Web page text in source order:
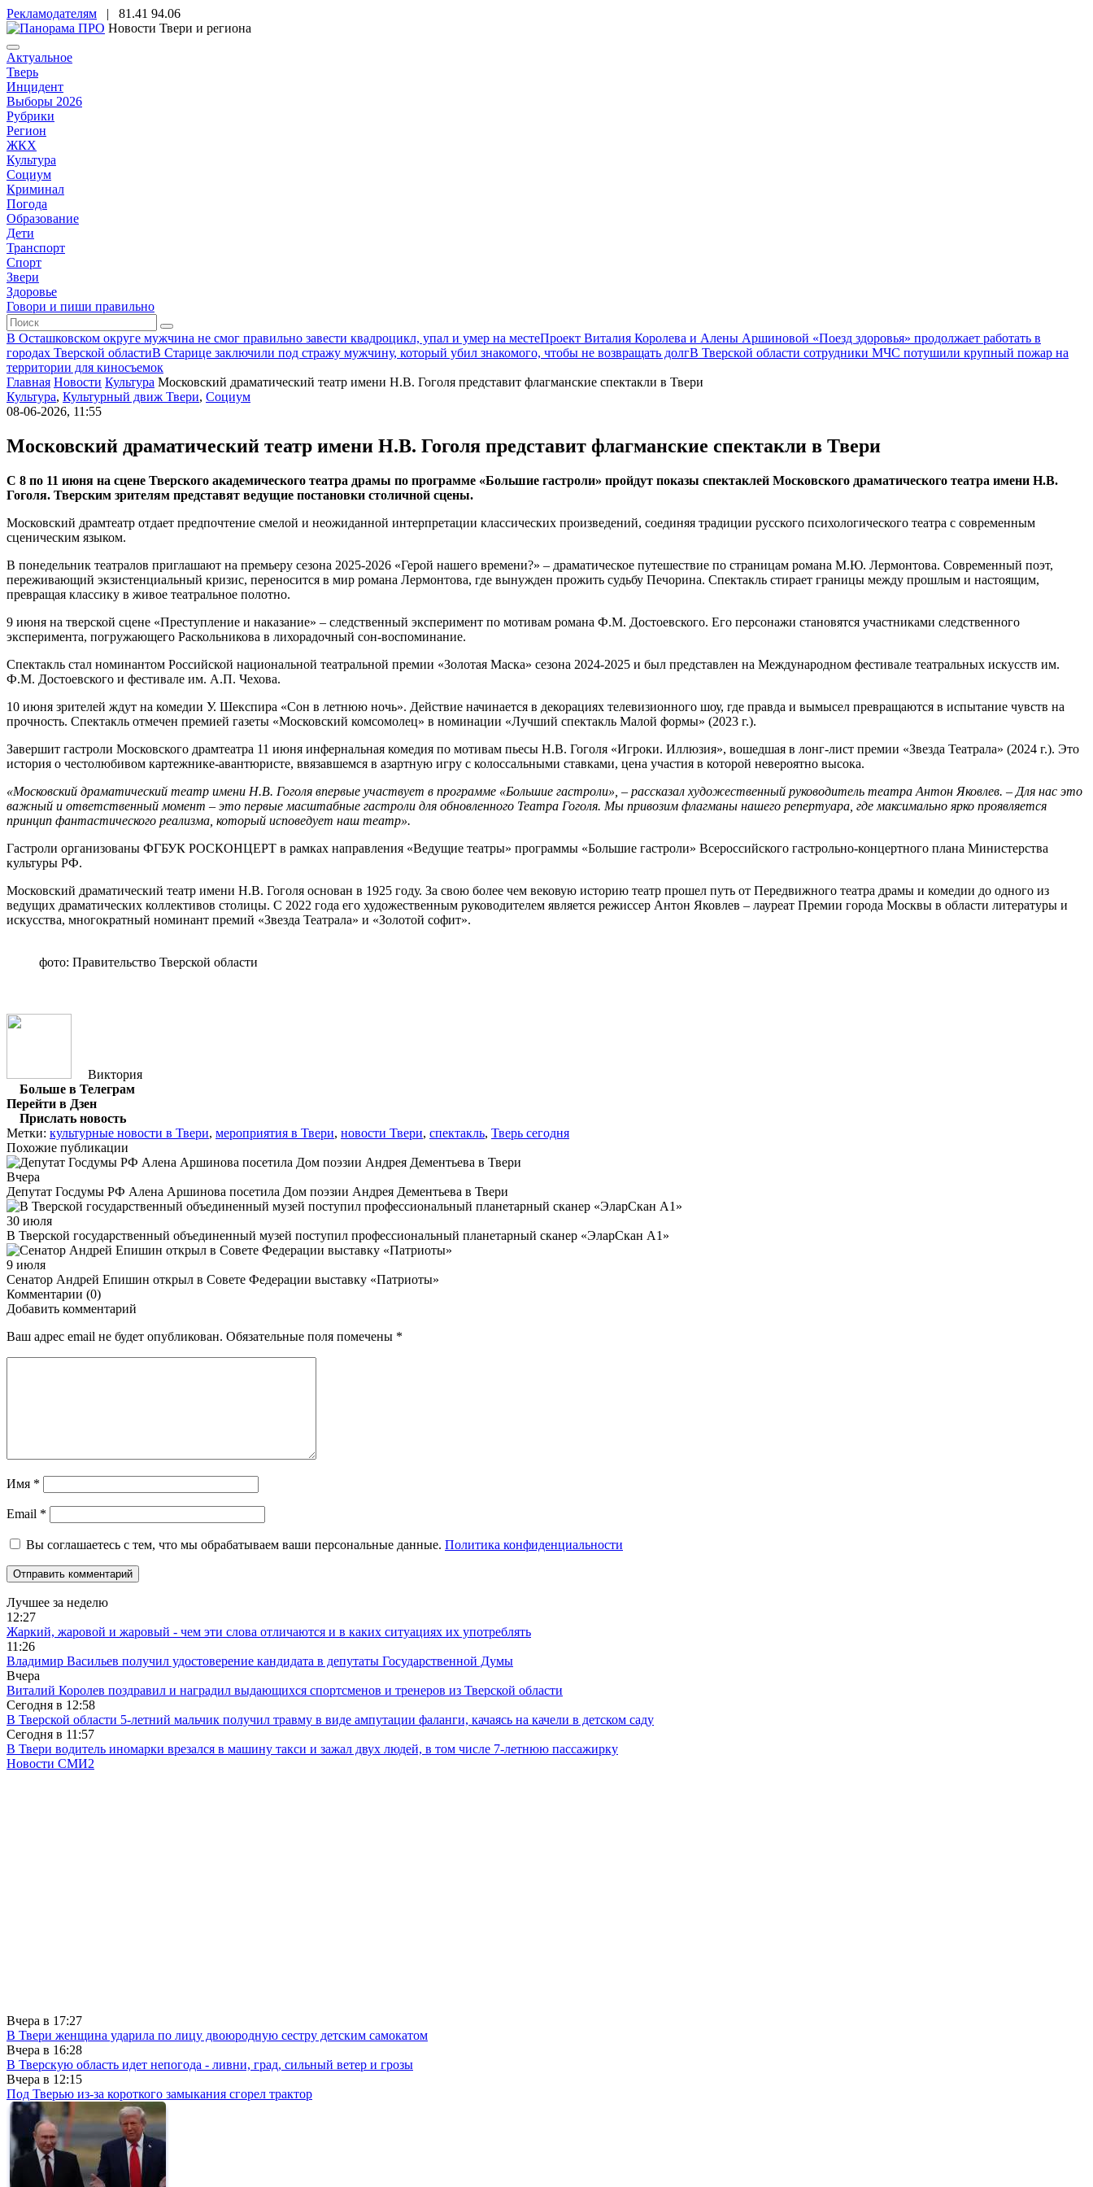
Рекламодателям | 81.41 94.06
Новости Твери и региона
Актуальное
Тверь
Инцидент
Выборы 2026
Рубрики
Регион
ЖКХ
Культура
Социум
Криминал
Погода
Образование
Дети
Транспорт
Спорт
Звери
Здоровье
Говори и пиши правильно
В Осташковском округе мужчина не смог правильно завести квадроцикл, упал и умер на местеПроект Виталия Королева и Алены Аршиновой «Поезд здоровья» продолжает работать в
городах Тверской областиВ Старице заключили под стражу мужчину, который убил знакомого, чтобы не возвращать долгВ Тверской области сотрудники МЧС потушили крупный пожар на
территории для киносъемок
Главная Новости Культура Московский драматический театр имени Н.В. Гоголя представит флагманские спектакли в Твери
Культура, Культурный движ Твери, Социум
08-06-2026, 11:55
Московский драматический театр имени Н.В. Гоголя представит флагманские спектакли в Твери
С 8 по 11 июня на сцене Тверского академического театра драмы по программе «Большие гастроли» пройдут показы спектаклей Московского драматического театра имени Н.В.
Гоголя. Тверским зрителям представят ведущие постановки столичной сцены.
Московский драмтеатр отдает предпочтение смелой и неожиданной интерпретации классических произведений, соединяя традиции русского психологического театра с современным
сценическим языком.
В понедельник театралов приглашают на премьеру сезона 2025-2026 «Герой нашего времени?» – драматическое путешествие по страницам романа М.Ю. Лермонтова. Современный поэт,
переживающий экзистенциальный кризис, переносится в мир романа Лермонтова, где вынужден прожить судьбу Печорина. Спектакль стирает границы между прошлым и настоящим,
превращая классику в живое театральное полотно.
9 июня на тверской сцене «Преступление и наказание» – следственный эксперимент по мотивам романа Ф.М. Достоевского. Его персонажи становятся участниками следственного
эксперимента, погружающего Раскольникова в лихорадочный сон-воспоминание.
Спектакль стал номинантом Российской национальной театральной премии «Золотая Маска» сезона 2024-2025 и был представлен на Международном фестивале театральных искусств им.
Ф.М. Достоевского и фестивале им. А.П. Чехова.
10 июня зрителей ждут на комедии У. Шекспира «Сон в летнюю ночь». Действие начинается в декорациях телевизионного шоу, где правда и вымысел превращаются в испытание чувств на
прочность. Спектакль отмечен премией газеты «Московский комсомолец» в номинации «Лучший спектакль Малой формы» (2023 г.).
Завершит гастроли Московского драмтеатра 11 июня инфернальная комедия по мотивам пьесы Н.В. Гоголя «Игроки. Иллюзия», вошедшая в лонг-лист премии «Звезда Театрала» (2024 г.). Это
история о честолюбивом картежнике-авантюристе, ввязавшемся в азартную игру с колоссальными ставками, цена участия в которой невероятно высока.
«Московский драматический театр имени Н.В. Гоголя впервые участвует в программе «Большие гастроли», – рассказал художественный руководитель театра Антон Яковлев. – Для нас это
важный и ответственный момент – это первые масштабные гастроли для обновленного Театра Гоголя. Мы привозим флагманы нашего репертуара, где максимально ярко проявляется
принцип фантастического реализма, который исповедует наш театр».
Гастроли организованы ФГБУК РОСКОНЦЕРТ в рамках направления «Ведущие театры» программы «Большие гастроли» Всероссийского гастрольно-концертного плана Министерства
культуры РФ.
Московский драматический театр имени Н.В. Гоголя основан в 1925 году. За свою более чем вековую историю театр прошел путь от Передвижного театра драмы и комедии до одного из
ведущих драматических коллективов столицы. С 2022 года его художественным руководителем является режиссер Антон Яковлев – лауреат Премии города Москвы в области литературы и
искусства, многократный номинант премий «Звезда Театрала» и «Золотой софит».
фото: Правительство Тверской области
Виктория
Больше в Телеграм
Перейти в Дзен
Прислать новость
Метки: культурные новости в Твери, мероприятия в Твери, новости Твери, спектакль, Тверь сегодня
Похожие публикации
Вчера
Депутат Госдумы РФ Алена Аршинова посетила Дом поэзии Андрея Дементьева в Твери
30 июля
В Тверской государственный объединенный музей поступил профессиональный планетарный сканер «ЭларСкан А1»
9 июля
Сенатор Андрей Епишин открыл в Совете Федерации выставку «Патриоты»
Комментарии (0)
Добавить комментарий
Ваш адрес email не будет опубликован. Обязательные поля помечены *
Имя *
Email *
Вы соглашаетесь с тем, что мы обрабатываем ваши персональные данные. Политика конфиденциальности
Лучшее за неделю
12:27
Жаркий, жаровой и жаровый - чем эти слова отличаются и в каких ситуациях их употреблять
11:26
Владимир Васильев получил удостоверение кандидата в депутаты Государственной Думы
Вчера
Виталий Королев поздравил и наградил выдающихся спортсменов и тренеров из Тверской области
Сегодня в 12:58
В Тверской области 5-летний мальчик получил травму в виде ампутации фаланги, качаясь на качели в детском саду
Сегодня в 11:57
В Твери водитель иномарки врезался в машину такси и зажал двух людей, в том числе 7-летнюю пассажирку
Новости СМИ2
Вчера в 17:27
В Твери женщина ударила по лицу двоюродную сестру детским самокатом
Вчера в 16:28
В Тверскую область идет непогода - ливни, град, сильный ветер и грозы
Вчера в 12:15
Под Тверью из-за короткого замыкания сгорел трактор